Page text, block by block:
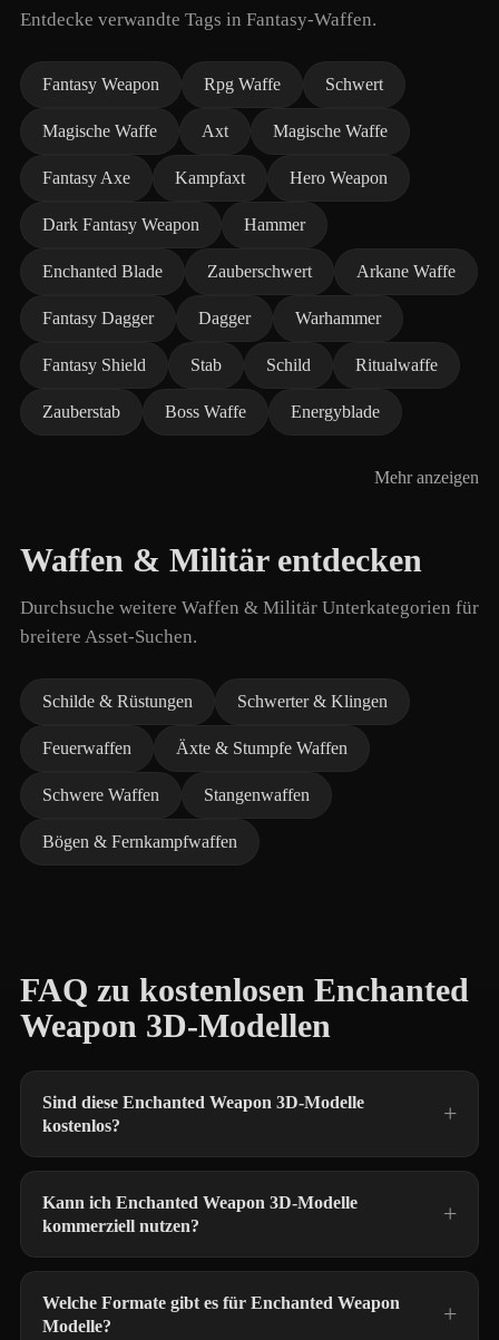
Entdecke verwandte Tags in Fantasy-Waffen.
Fantasy Weapon Rpg Waffe Schwert
Magische Waffe Axt Magische Waffe
Fantasy Axe Kampfaxt Hero Weapon
Dark Fantasy Weapon Hammer
Enchanted Blade Zauberschwert Arkane Waffe
Fantasy Dagger Dagger Warhammer
Fantasy Shield Stab Schild Ritualwaffe
Zauberstab Boss Waffe Energyblade
Mehr anzeigen
Waffen & Militär entdecken
Durchsuche weitere Waffen & Militär Unterkategorien für
breitere Asset-Suchen.
Schilde & Rüstungen Schwerter & Klingen
Feuerwaffen Äxte & Stumpfe Waffen
Schwere Waffen Stangenwaffen
Bögen & Fernkampfwaffen
FAQ zu kostenlosen Enchanted
Weapon 3D-Modellen
Sind diese Enchanted Weapon 3D-Modelle
kostenlos?
Kann ich Enchanted Weapon 3D-Modelle
kommerziell nutzen?
Welche Formate gibt es für Enchanted Weapon
Modelle?